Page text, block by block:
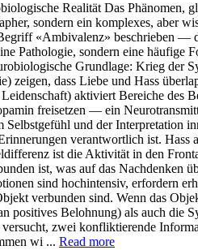
Realität Das Phänomen,
sondern ein komplexes, aber
«Ambivalenz» beschrieben —
Pathologie, sondern eine häufige
Grundlage: Krieg der
dass Liebe und Hass
aktiviert Bereiche des
freisetzen — ein
und der Interpretation
verantwortlich ist. Hass
ist die Aktivität in den
ist, was auf das Nachdenken
sind hochintensiv, erfordern
verbunden sind. Wenn das
positives Belohnung) als auch die
zwei konfliktierende
wi ... Read more